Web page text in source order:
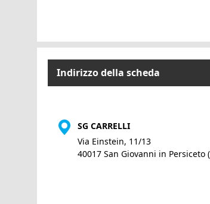
Indirizzo della scheda
SG CARRELLI
Via Einstein, 11/13
40017 San Giovanni in Persiceto